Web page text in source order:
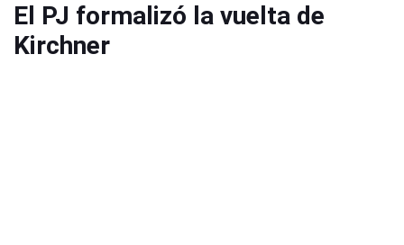
El PJ formalizó la vuelta de
Kirchner